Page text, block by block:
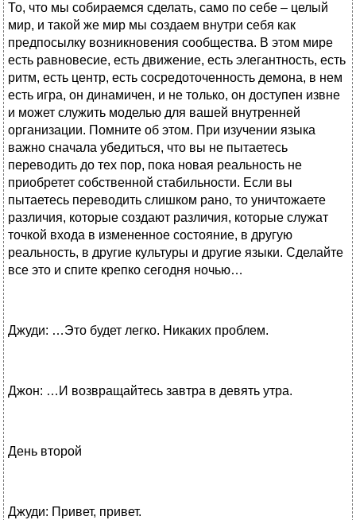
То, что мы собираемся сделать, само по себе – целый
мир, и такой же мир мы создаем внутри себя как
предпосылку возникновения сообщества. В этом мире
есть равновесие, есть движение, есть элегантность, есть
ритм, есть центр, есть сосредоточенность демона, в нем
есть игра, он динамичен, и не только, он доступен извне
и может служить моделью для вашей внутренней
организации. Помните об этом. При изучении языка
важно сначала убедиться, что вы не пытаетесь
переводить до тех пор, пока новая реальность не
приобретет собственной стабильности. Если вы
пытаетесь переводить слишком рано, то уничтожаете
различия, которые создают различия, которые служат
точкой входа в измененное состояние, в другую
реальность, в другие культуры и другие языки. Сделайте
все это и спите крепко сегодня ночью…
Джуди: …Это будет легко. Никаких проблем.
Джон: …И возвращайтесь завтра в девять утра.
День второй
Джуди: Привет, привет.